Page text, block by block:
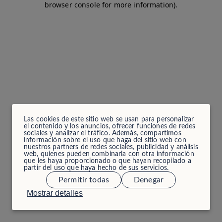
Las cookies de este sitio web se usan para personalizar
el contenido y los anuncios, ofrecer funciones de redes
sociales y analizar el tráfico. Además, compartimos
información sobre el uso que haga del sitio web con
nuestros partners de redes sociales, publicidad y análisis
web, quienes pueden combinarla con otra información
que les haya proporcionado o que hayan recopilado a
partir del uso que haya hecho de sus servicios.
Mostrar detalles
Permitir todas Denegar
browser console for more information).